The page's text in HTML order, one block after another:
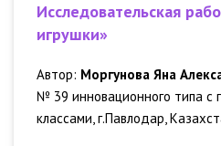
Исследовательская
игрушки»
Автор: Моргунова Яна
№ 39 инновационного типа с
классами, г.Павлодар,